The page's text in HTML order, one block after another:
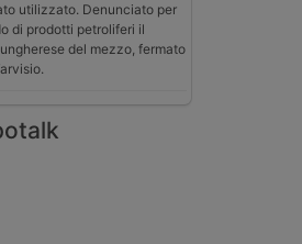
utilizzato. Denunciato per
di prodotti petroliferi il
del mezzo, fermato